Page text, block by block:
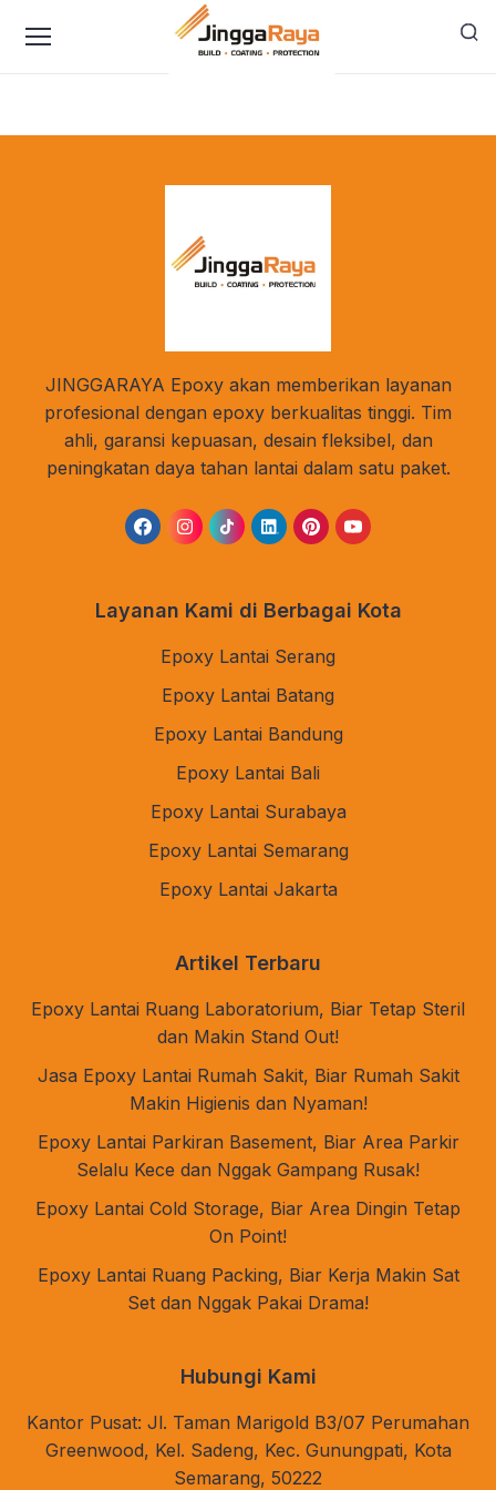
Blog
JINGGARAYA Epoxy akan memberikan layanan
profesional dengan epoxy berkualitas tinggi. Tim
ahli, garansi kepuasan, desain fleksibel, dan
peningkatan daya tahan lantai dalam satu paket.
Layanan Kami di Berbagai Kota
Epoxy Lantai Serang
Epoxy Lantai Batang
Epoxy Lantai Bandung
Epoxy Lantai Bali
Epoxy Lantai Surabaya
Epoxy Lantai Semarang
Epoxy Lantai Jakarta
Artikel Terbaru
Epoxy Lantai Ruang Laboratorium, Biar Tetap Steril
dan Makin Stand Out!
Jasa Epoxy Lantai Rumah Sakit, Biar Rumah Sakit
Makin Higienis dan Nyaman!
Epoxy Lantai Parkiran Basement, Biar Area Parkir
Selalu Kece dan Nggak Gampang Rusak!
Epoxy Lantai Cold Storage, Biar Area Dingin Tetap
On Point!
Epoxy Lantai Ruang Packing, Biar Kerja Makin Sat
Set dan Nggak Pakai Drama!
Hubungi Kami
Kantor Pusat: Jl. Taman Marigold B3/07 Perumahan
Greenwood, Kel. Sadeng, Kec. Gunungpati, Kota
Semarang, 50222